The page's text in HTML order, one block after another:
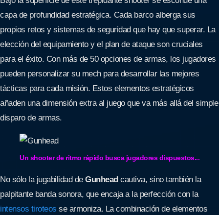
capa de profundidad estratégica. Cada barco alberga sus
propios retos y sistemas de seguridad que hay que superar. La
elección del equipamiento y el plan de ataque son cruciales
para el éxito. Con más de 50 opciones de armas, los jugadores
pueden personalizar su mech para desarrollar las mejores
tácticas para cada misión. Estos elementos estratégicos
añaden una dimensión extra al juego que va más allá del simple
disparo de armas.
Un shooter de ritmo rápido busca jugadores dispuestos...
No sólo la jugabilidad de Gunheadcautiva, sino también la
palpitante banda sonora, que encaja a la perfección con la
intensos tiroteos se armoniza. La combinación de elementos